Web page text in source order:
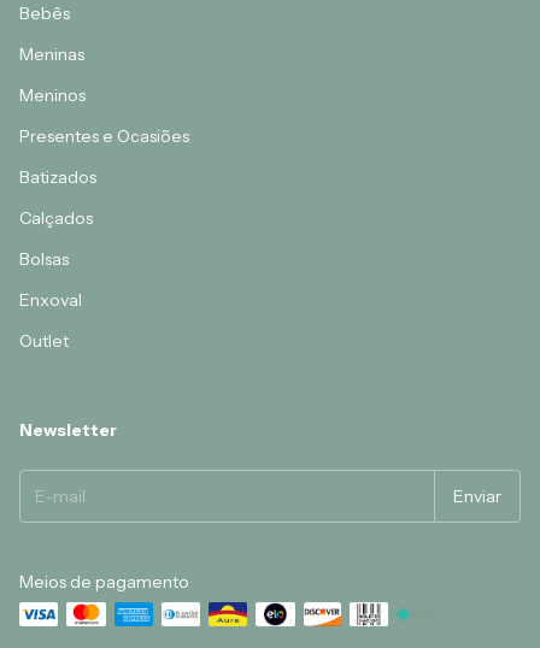
Bebês
Meninas
Meninos
Presentes e Ocasiões
Batizados
Calçados
Bolsas
Enxoval
Outlet
Newsletter
Meios de pagamento